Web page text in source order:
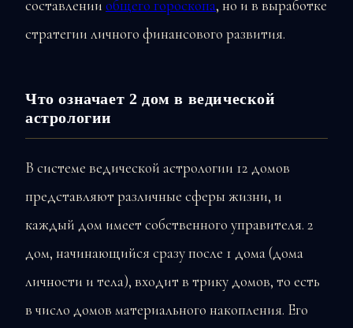
составлении общего гороскопа, но и в выработке
стратегии личного финансового развития.
Что означает 2 дом в ведической
астрологии
В системе ведической астрологии 12 домов
представляют различные сферы жизни, и
каждый дом имеет собственного управителя. 2
дом, начинающийся сразу после 1 дома (дома
личности и тела), входит в трику домов, то есть
в число домов материального накопления. Его